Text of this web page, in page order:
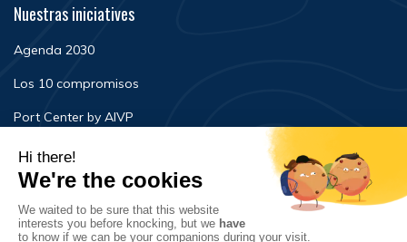
Nuestras iniciatives
Agenda 2030
Los 10 compromisos
Port Center by AIVP
Noticias
Eventos